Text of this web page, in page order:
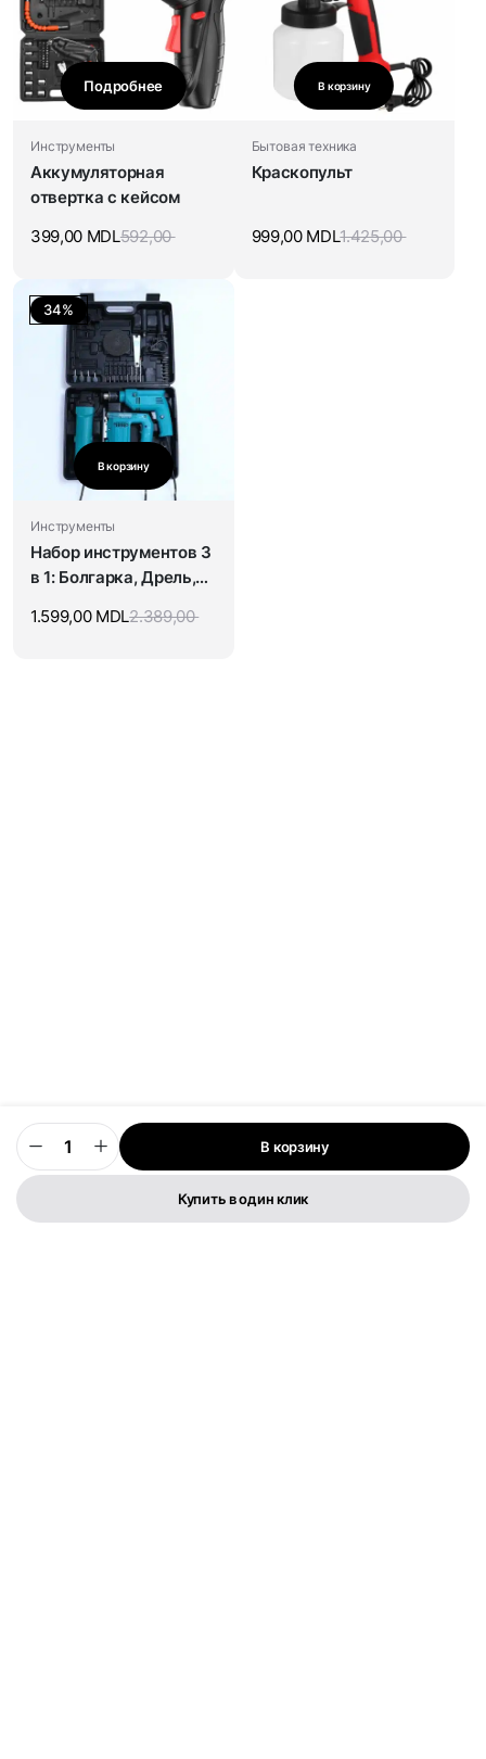
В корзину
Купить в один клик
Подробнее
Инструменты
Аккумуляторная
отвертка с кейсом
592,00
399,00 MDL
В корзину
Бытовая техника
Краскопульт
1.425,00
999,00 MDL
34%
В корзину
Инструменты
Набор инструментов 3
в 1: Болгарка, Дрель,
2.389,00
1.599,00 MDL